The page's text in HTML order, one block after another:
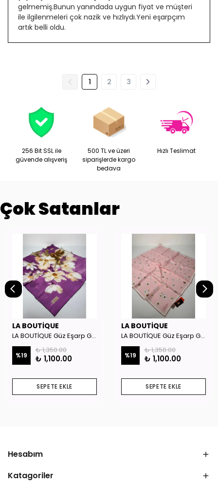
gelmemiş.Bunun yanındada uygun fiyat ve müşteri
ile ilgilenmeleri çok nazik ve hızlıydı.Yeni eşarpçım
artık belli oldu.
1 2 3
256 Bit SSL ile
güvende alışveriş
500 TL ve üzeri
siparişlerde kargo
bedava
Hızlı Teslimat
Çok Satanlar
LA BOUTİQUE
LA BOUTİQUE Güz Eşarp GYSE262908
%19
₺ 1,350.00
₺ 1,100.00
SEPETE EKLE
LA BOUTİQUE
LA BOUTİQUE Güz Eşarp GYSE130804
%19
₺ 1,350.00
₺ 1,100.00
SEPETE EKLE
Hesabım
Katagoriler